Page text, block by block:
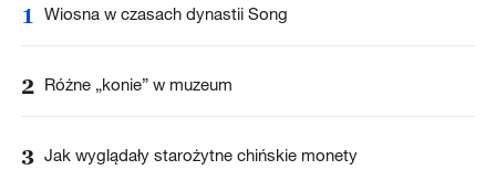
1 Wiosna w czasach dynastii Song
2 Różne „konie” w muzeum
3 Jak wyglądały starożytne chińskie monety